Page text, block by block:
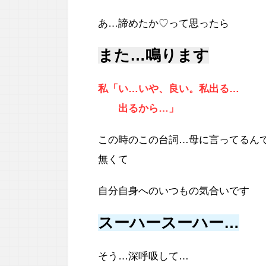
あ…諦めたか♡って思ったら
また…鳴ります
私「い…いや、良い。私出る…
出るから…」
この時のこの台詞…母に言ってるん
無くて
自分自身へのいつもの気合いです
スーハースーハー…
そう…深呼吸して…